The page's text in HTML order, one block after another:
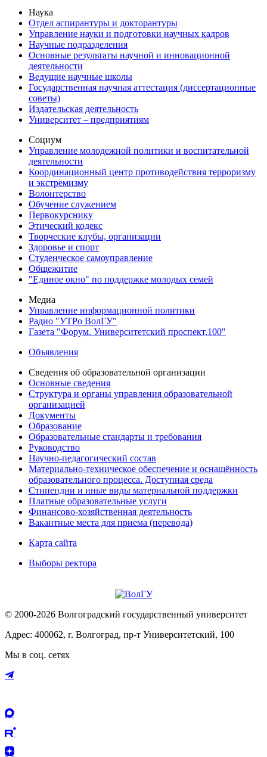
Наука
Отдел аспирантуры и докторантуры
Управление науки и подготовки научных кадров
Научные подразделения
Основные результаты научной и инновационной
деятельности
Ведущие научные школы
Государственная научная аттестация (диссертационные
советы)
Издательская деятельность
Университет – предприятиям
Социум
Управление молодежной политики и воспитательной
деятельности
Координационный центр противодействия терроризму
и экстремизму
Волонтерство
Обучение служением
Первокурснику
Этический кодекс
Творческие клубы, организации
Здоровье и спорт
Студенческое самоуправление
Общежитие
"Единое окно" по поддержке молодых семей
Медиа
Управление информационной политики
Радио "УТРо ВолГУ"
Газета "Форум. Университетский проспект,100"
Объявления
Сведения об образовательной организации
Основные сведения
Структура и органы управления образовательной
организацией
Документы
Образование
Образовательные стандарты и требования
Руководство
Научно-педагогический состав
Материально-техническое обеспечение и оснащённость
образовательного процесса. Доступная среда
Стипендии и иные виды материальной поддержки
Платные образовательные услуги
Финансово-хозяйственная деятельность
Вакантные места для приема (перевода)
Карта сайта
Выборы ректора
© 2000-2026 Волгоградский государственный университет
Адрес: 400062, г. Волгоград, пр-т Университетский, 100
Мы в соц. сетях